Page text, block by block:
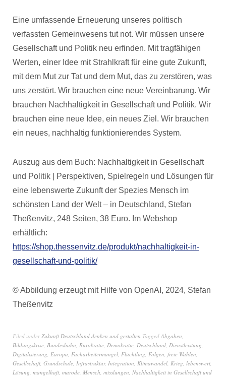
Eine umfassende Erneuerung unseres politisch
verfassten Gemeinwesens tut not. Wir müssen unsere
Gesellschaft und Politik neu erfinden. Mit tragfähigen
Werten, einer Idee mit Strahlkraft für eine gute Zukunft,
mit dem Mut zur Tat und dem Mut, das zu zerstören, was
uns zerstört. Wir brauchen eine neue Vereinbarung. Wir
brauchen Nachhaltigkeit in Gesellschaft und Politik. Wir
brauchen eine neue Idee, ein neues Ziel. Wir brauchen
ein neues, nachhaltig funktionierendes System.
Auszug aus dem Buch: Nachhaltigkeit in Gesellschaft
und Politik | Perspektiven, Spielregeln und Lösungen für
eine lebenswerte Zukunft der Spezies Mensch im
schönsten Land der Welt – in Deutschland, Stefan
Theßenvitz, 248 Seiten, 38 Euro. Im Webshop
erhältlich:
https://shop.thessenvitz.de/produkt/nachhaltigkeit-in-
gesellschaft-und-politik/
© Abbildung erzeugt mit Hilfe von OpenAI, 2024, Stefan
Theßenvitz
Filed underZukunft Deutschland denken und gestalten Tagged Abgaben,
Bildungskrise, Bundesbahn, Bürokratie, Demokratie, Deutschland, Dienstleistung,
Digitalisierung, Europa, Facharbeitermangel, Flüchtling, Folgen, freie Wahlen,
Gesellschaft, Grundschule, Infrastruktur, Integration, Klimawandel, Krieg, lebenswert,
Lösung, mangelhaft, marode, Mensch, misslungen, Nachhaltigkeit in Gesellschaft und